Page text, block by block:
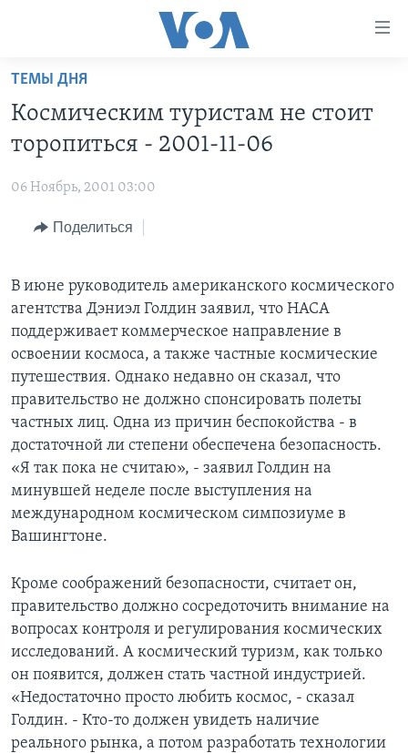
Перейти
основной
контент
Перейти
навигации
НОВОСТИ ЗА МИНУТУ
ИТОГИ
ДИСКУССИЯ VOA
ДЕТАЛИ
НЬЮ-ЙОРК NEW YORK
ПРОЕКТЫ
УЧИМ АНГЛИЙСКИЙ
НАША АМЕРИКАНСКАЯ ИСТОРИЯ
АРТЕФАКТЫ
АМЕРИКАНСКИЕ ГОРОДКИ
ТЕСТЫ
ЭКСПЕРТИЗА
ИНТЕРВЬЮ
ЗА СВОБОДУ ПРЕССЫ
УЧИМ АНГЛИЙСКИЙ
ВИДЕО
ПОДПИСКА НА НОВОСТИ
Learning English
СОЦИАЛЬНЫЕ СЕТИ
ТЕМЫ ДНЯ
Космическим туристам не стоит
торопиться - 2001-11-06
06 Ноябрь, 2001 03:00
Поделиться
В июне руководитель американского космического
агентства Дэниэл Голдин заявил, что НАСА
поддерживает коммерческое направление в
освоении космоса, а также частные космические
путешествия. Однако недавно он сказал, что
правительство не должно спонсировать полеты
частных лиц. Одна из причин беспокойства - в
достаточной ли степени обеспечена безопасность.
«Я так пока не считаю», - заявил Голдин на
минувшей неделе после выступления на
международном космическом симпозиуме в
Вашингтоне.
Кроме соображений безопасности, считает он,
правительство должно сосредоточить внимание на
вопросах контроля и регулирования космических
исследований. А космический туризм, как только
он появится, должен стать частной индустрией.
«Недостаточно просто любить космос, - сказал
Голдин. - Кто-то должен увидеть наличие
реального рынка, а потом разработать технологии